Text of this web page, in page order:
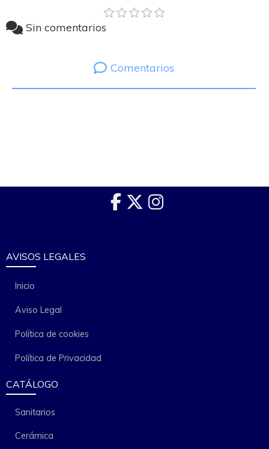
Sin comentarios
Comentarios
AVISOS LEGALES
Inicio
Aviso Legal
Política de cookies
Política de Privacidad
CATÁLOGO
Sanitarios
Cerámica